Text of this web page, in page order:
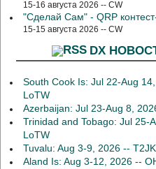
15-16 августа 2026 -- CW
"Сделай Сам" - QRP
15-15 августа 2026 -- CW
DX
South Cook Is: Jul 22-Aug
LoTW
Azerbaijan: Jul 23-Aug 8,
Trinidad and Tobago: Jul 25-
LoTW
Tuvalu: Aug 3-9, 2026 --
Aland Is: Aug 3-12, 2026 --